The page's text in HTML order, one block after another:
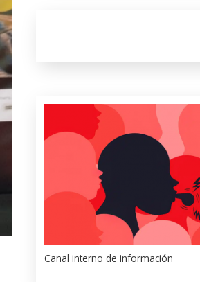
Canal interno de información